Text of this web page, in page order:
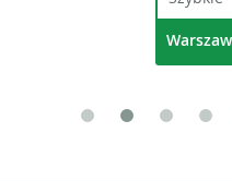
Warszawa